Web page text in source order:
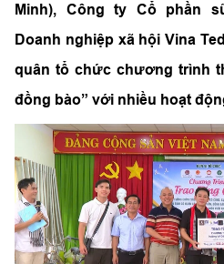
Minh), Công ty Cổ phần
Doanh nghiệp xã hội Vina
quân tổ chức chương trình
đồng bào” với nhiều hoạt